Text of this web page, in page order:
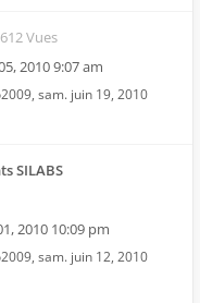
Vues
2010 9:07 am
, sam. juin 19, 2010
SILABS
2010 10:09 pm
, sam. juin 12, 2010